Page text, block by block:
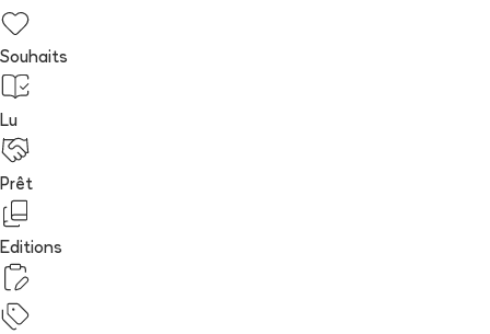
Souhaits
Lu
Prêt
Editions